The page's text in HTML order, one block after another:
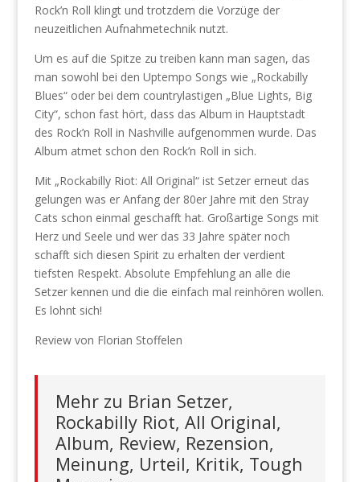
Rock’n Roll klingt und trotzdem die Vorzüge der
neuzeitlichen Aufnahmetechnik nutzt.
Um es auf die Spitze zu treiben kann man sagen, das
man sowohl bei den Uptempo Songs wie „Rockabilly
Blues“ oder bei dem countrylastigen „Blue Lights, Big
City“, schon fast hört, dass das Album in Hauptstadt
des Rock’n Roll in Nashville aufgenommen wurde. Das
Album atmet schon den Rock’n Roll in sich.
Mit „Rockabilly Riot: All Original“ ist Setzer erneut das
gelungen was er Anfang der 80er Jahre mit den Stray
Cats schon einmal geschafft hat. Großartige Songs mit
Herz und Seele und wer das 33 Jahre später noch
schafft sich diesen Spirit zu erhalten der verdient
tiefsten Respekt. Absolute Empfehlung an alle die
Setzer kennen und die die einfach mal reinhören wollen.
Es lohnt sich!
Review von Florian Stoffelen
Mehr zu Brian Setzer,
Rockabilly Riot, All Original,
Album, Review, Rezension,
Meinung, Urteil, Kritik, Tough